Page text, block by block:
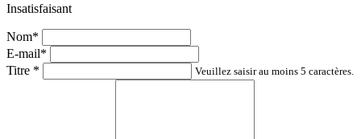
Insatisfaisant
Nom*
E-mail*
Titre * Veuillez saisir au moins 5 caractères.